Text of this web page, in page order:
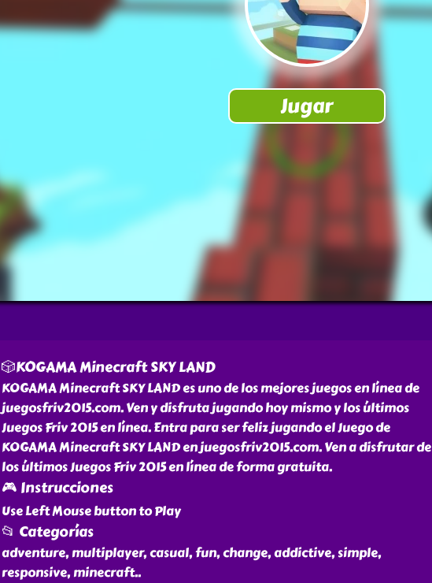
🎲KOGAMA Minecraft SKY LAND
KOGAMA Minecraft SKY LAND es uno de los mejores juegos en línea de
juegosfriv2015.com. Ven y disfruta jugando hoy mismo y los últimos
Juegos Friv 2015 en línea. Entra para ser feliz jugando el Juego de
KOGAMA Minecraft SKY LAND en juegosfriv2015.com. Ven a disfrutar de
los últimos Juegos Friv 2015 en línea de forma gratuita.
🎮 Instrucciones
Use Left Mouse button to Play
📂 Categorías
adventure, multiplayer, casual, fun, change, addictive, simple,
responsive, minecraft..